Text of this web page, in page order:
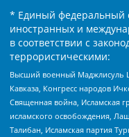
* Единый федеральный
иностранных и
в соответствии с
террористическими:
Высший военный Маджлисуль
Кавказа, Конгресс народов
Священная война, Исламская
исламского освобождения,
Талибан, Исламская партия